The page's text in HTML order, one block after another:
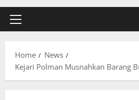
Primary
Home
News
Kejari Polman Musnahkan Barang